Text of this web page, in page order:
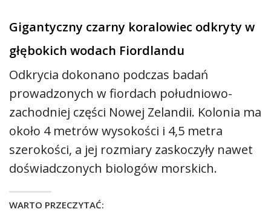
Gigantyczny czarny koralowiec odkryty w
głębokich wodach Fiordlandu
Odkrycia dokonano podczas badań
prowadzonych w fiordach południowo-
zachodniej części Nowej Zelandii. Kolonia ma
około 4 metrów wysokości i 4,5 metra
szerokości, a jej rozmiary zaskoczyły nawet
doświadczonych biologów morskich.
WARTO PRZECZYTAĆ: